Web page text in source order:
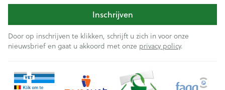
Inschrijven
Door op inschrijven te klikken, schrijft u zich in voor onze
nieuwsbrief en gaat u akkoord met onze privacy policy.